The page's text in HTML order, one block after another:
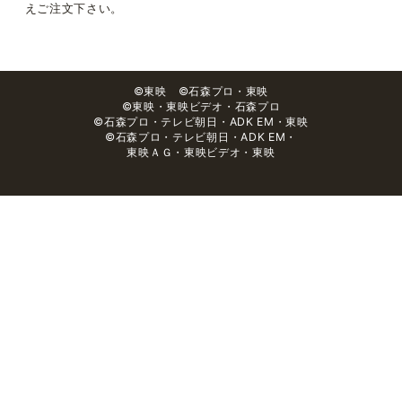
えご注文下さい。
©東映 ©石森プロ・東映
©東映・東映ビデオ・石森プロ
©石森プロ・テレビ朝日・ADK EM・東映
©石森プロ・テレビ朝日・ADK EM・
東映ＡＧ・東映ビデオ・東映